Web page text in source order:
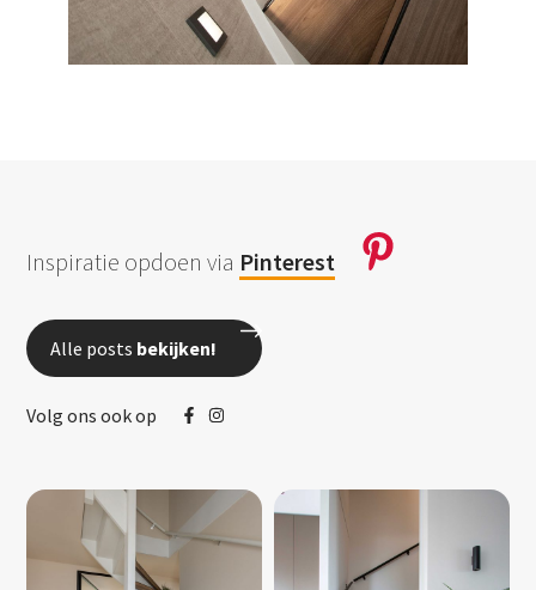
Inspiratie opdoen via Pinterest
Alle posts bekijken!
Volg ons ook op